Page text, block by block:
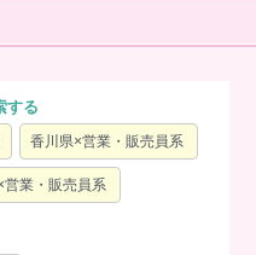
する
香川県×営業・販売員系
営業・販売員系